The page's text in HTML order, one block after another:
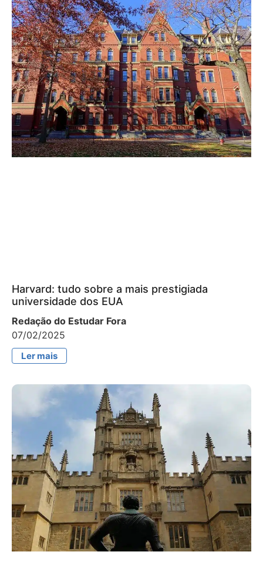
Harvard: tudo sobre a mais prestigiada
universidade dos EUA
Redação do Estudar Fora
07/02/2025
Ler mais